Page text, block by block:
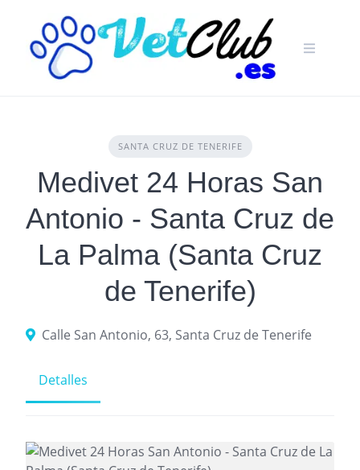
content
SANTA CRUZ DE TENERIFE
Medivet 24 Horas San
Antonio - Santa Cruz de
La Palma (Santa Cruz
de Tenerife)
Calle San Antonio, 63, Santa Cruz de Tenerife
Detalles